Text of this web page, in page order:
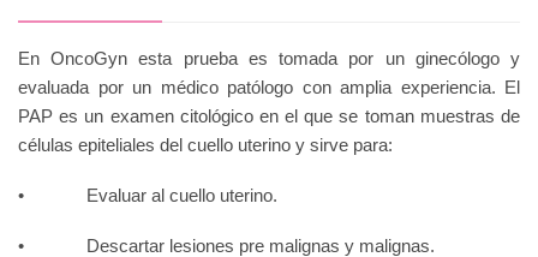
En OncoGyn esta prueba es tomada por un ginecólogo y
evaluada por un médico patólogo con amplia experiencia. El
PAP es un examen citológico en el que se toman muestras de
células epiteliales del cuello uterino y sirve para:
• Evaluar al cuello uterino.
• Descartar lesiones pre malignas y malignas.